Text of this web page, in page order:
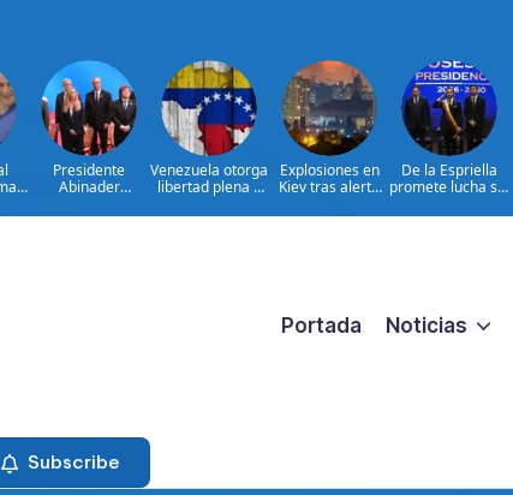
Presidente
Abinader
en Colombia y
Venezuela otorga
libertad plena a
Lourdes Afiuni
Explosiones en
Kiev tras alerta
balísticos
De la Espriella
promete lucha sin
narcoterrorismo
Portada Noticias
Subscribe